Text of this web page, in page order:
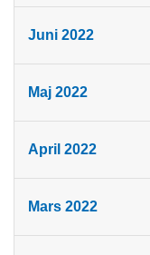
Juni 2022
Maj 2022
April 2022
Mars 2022